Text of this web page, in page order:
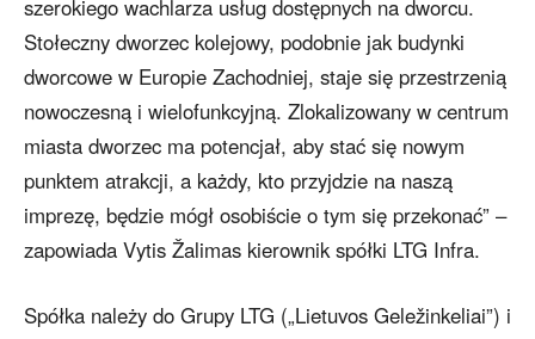
szerokiego wachlarza usług dostępnych na dworcu.
Stołeczny dworzec kolejowy, podobnie jak budynki
dworcowe w Europie Zachodniej, staje się przestrzenią
nowoczesną i wielofunkcyjną. Zlokalizowany w centrum
miasta dworzec ma potencjał, aby stać się nowym
punktem atrakcji, a każdy, kto przyjdzie na naszą
imprezę, będzie mógł osobiście o tym się przekonać” –
zapowiada Vytis Žalimas kierownik spółki LTG Infra.
Spółka należy do Grupy LTG („Lietuvos Geležinkeliai”) i